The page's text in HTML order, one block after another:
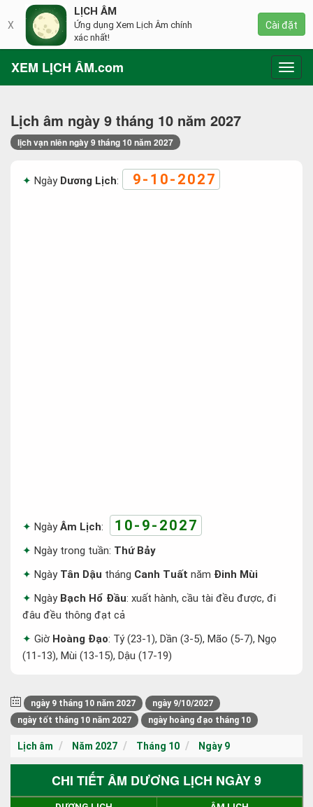
XEM LỊCH ÂM.com
Lịch âm ngày 9 tháng 10 năm 2027
lịch vạn niên ngày 9 tháng 10 năm 2027
Ngày Dương Lịch: 9-10-2027
NgàyÂm Lịch: 10-9-2027
Ngày trong tuần: Thứ Bảy
Ngày Tân Dậu tháng Canh Tuất năm Đinh Mùi
Ngày Bạch Hổ Đầu: xuất hành, cầu tài đều được, đi
đâu đều thông đạt cả
Giờ Hoàng Đạo: Tý (23-1), Dần (3-5), Mão (5-7), Ngọ
(11-13), Mùi (13-15), Dậu (17-19)
ngày 9 tháng 10 năm 2027
ngày 9/10/2027
ngày tốt tháng 10 năm 2027
ngày hoàng đạo tháng 10
Lịch âm Năm 2027 Tháng 10 Ngày 9
CHI TIẾT ÂM DƯƠNG LỊCH NGÀY 9
X
LỊCH ÂM
Ứng dụng Xem Lịch Âm chính
xác nhất!
Cài đặt